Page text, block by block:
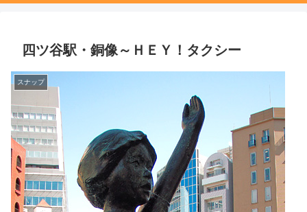
四ツ谷駅・銅像～ＨＥＹ！タクシー
スナップ